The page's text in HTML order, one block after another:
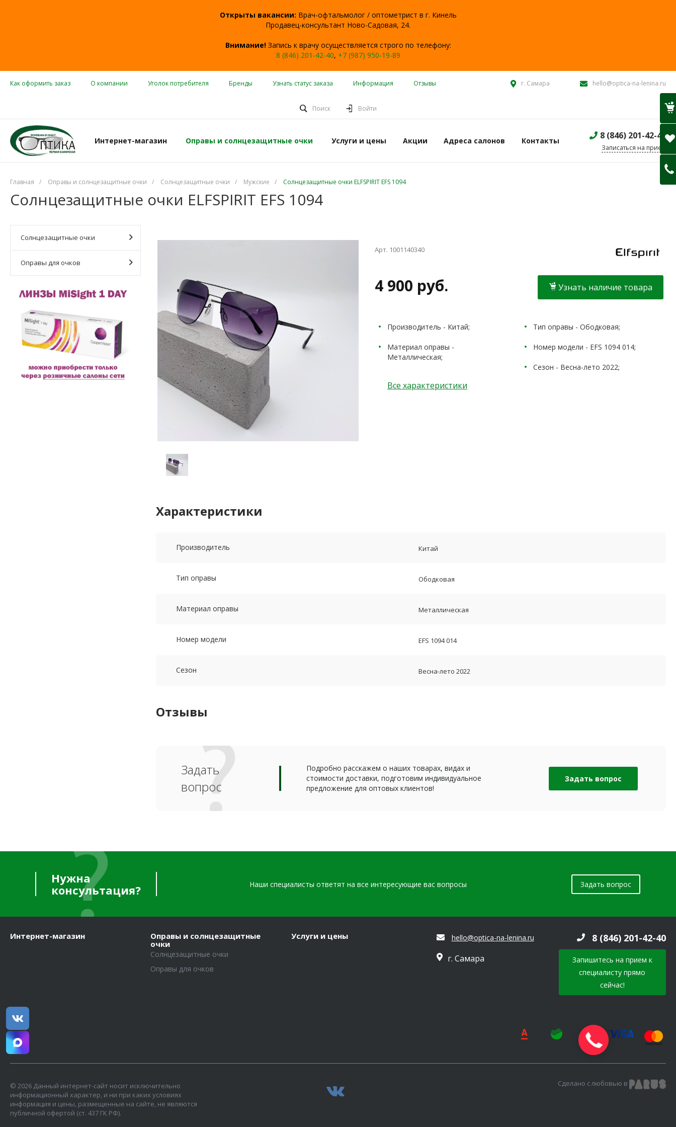
Открыты вакансии: Врач-офтальмолог / оптометрист в г. Кинель
Продавец-консультант Ново-Садовая, 24.
Внимание!Запись к врачу осуществляется строго по телефону:
8 (846) 201-42-40, +7 (987) 950-19-89
Как оформить заказ О компании Уголок потребителя Бренды Узнать статус заказа Информация Отзывы г. Самара hello@optica-na-lenina.ru
Поиск Войти
Интернет-магазин Оправы и солнцезащитные очки Услуги и цены Акции Адреса салонов Контакты 8 (846) 201-42-40
Записаться на прием
Главная / Оправы и солнцезащитные очки / Солнцезащитные очки / Мужские / Солнцезащитные очки ELFSPIRIT EFS 1094
Солнцезащитные очки ELFSPIRIT EFS 1094
Солнцезащитные очки
Оправы для очков
Арт. 1001140340
4 900 руб. Узнать наличие товара
Производитель - Китай; Тип оправы - Ободковая;
Материал оправы -
Металлическая;
Номер модели - EFS 1094 014;
Сезон - Весна-лето 2022;
Все характеристики
Характеристики
Производитель Китай
Тип оправы Ободковая
Материал оправы Металлическая
Номер модели EFS 1094 014
Сезон Весна-лето 2022
Отзывы
Задать
вопрос
Подробно расскажем о наших товарах, видах и
стоимости доставки, подготовим индивидуальное
предложение для оптовых клиентов!
Задать вопрос
Нужна
консультация?
Наши специалисты ответят на все интересующие вас вопросы Задать вопрос
Интернет-магазин
Оправы и солнцезащитные
очки
Солнцезащитные очки
Оправы для очков
Услуги и цены hello@optica-na-lenina.ru
г. Самара
8 (846) 201-42-40
Запишитесь на прием к
специалисту прямо
сейчас!
© 2026 Данный интернет-сайт носит исключительно
информационный характер, и ни при каких условиях
информация и цены, размещенные на сайте, не являются
публичной офертой (ст. 437 ГК РФ).
Сделано с любовью в